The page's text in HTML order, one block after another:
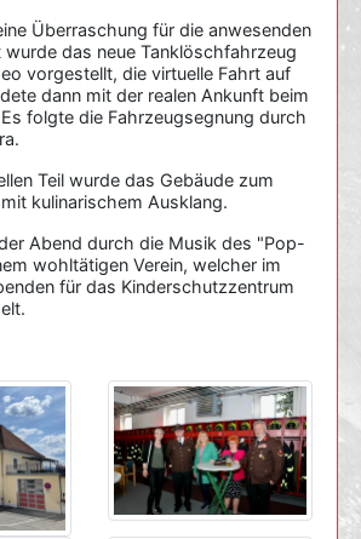
Überraschung für die anwesenden
das neue Tanklöschfahrzeug
vorgestellt, die virtuelle Fahrt auf
dann mit der realen Ankunft beim
folgte die Fahrzeugsegnung durch
Teil wurde das Gebäude zum
kulinarischem Ausklang.
Abend durch die Musik des "Pop-
wohltätigen Verein, welcher im
für das Kinderschutzzentrum